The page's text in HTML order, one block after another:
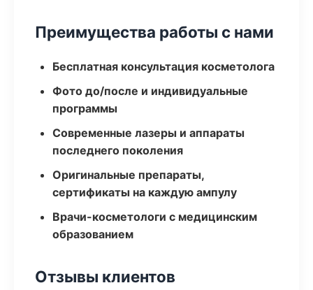
Преимущества работы с нами
Бесплатная консультация косметолога
Фото до/после и индивидуальные
программы
Современные лазеры и аппараты
последнего поколения
Оригинальные препараты,
сертификаты на каждую ампулу
Врачи-косметологи с медицинским
образованием
Отзывы клиентов